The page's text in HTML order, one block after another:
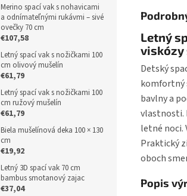
Merino spací vak s nohavicami
a odnímateľnými rukávmi – sivé
ovečky 70 cm
€107,58
Letný spací vak s nožičkami 100
cm olivový mušelín
€61,79
Letný spací vak s nožičkami 100
cm ružový mušelín
€61,79
Biela mušelínová deka 100 × 130
cm
€19,92
Letný 3D spací vak 70 cm
bambus smotanový zajac
€37,04
Letný
viskózy
Detský
komfortný
bavlny a
vlastnosti.
letné noci.
Praktický
oboch
Popis